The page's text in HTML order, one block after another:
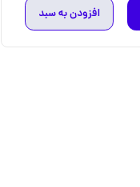
افزودن به سبد